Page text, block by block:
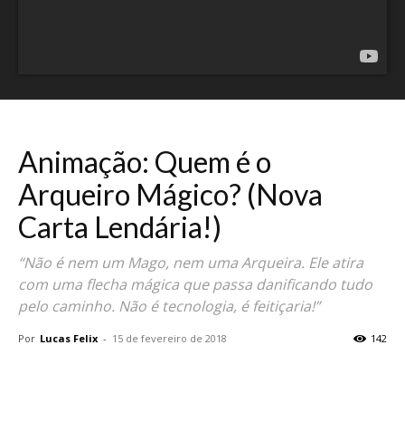
Animação: Quem é o
Arqueiro Mágico? (Nova
Carta Lendária!)
“Não é nem um Mago, nem uma Arqueira. Ele atira
com uma flecha mágica que passa danificando tudo
pelo caminho. Não é tecnologia, é feitiçaria!”
Por Lucas Felix - 15 de fevereiro de 2018 142